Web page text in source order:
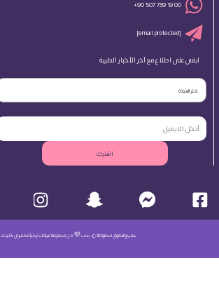
+90 507 739 19 00
[email protected]
ابقى على اطلاع مع آخر الأخبار الطبية
اختر العيادة
اشترك
جميع الحقوق محفوظة ©. بحب 💜 من مجموعة عيادات تركيا لاكشري كلينك 2026